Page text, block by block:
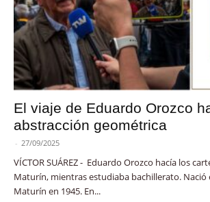
El viaje de Eduardo Orozco
abstracción geométrica
- 27/09/2025
VÍCTOR SUÁREZ - Eduardo Orozco hacía los
Maturín, mientras estudiaba bachillerato. Nació
Maturín en 1945. En...